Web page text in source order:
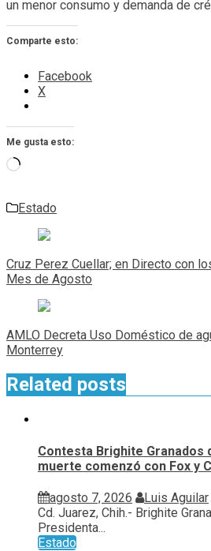
un menor consumo y demanda de
Comparte esto:
Facebook
X
Me gusta esto:
Cargando...
Estado
Navegación
de
entradas
Cruz Perez Cuellar; en Directo con
Mes de Agosto
AMLO Decreta Uso Doméstico de
Monterrey
Related posts
Contesta Brighite Granados
muerte comenzó con Fox y
agosto 7, 2026 Luis Aguilar
Cd. Juarez, Chih.- Brighite
Presidenta...
Estado